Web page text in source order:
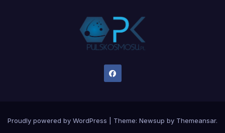
Proudly powered by WordPress Theme: Newsup by Themeansar.